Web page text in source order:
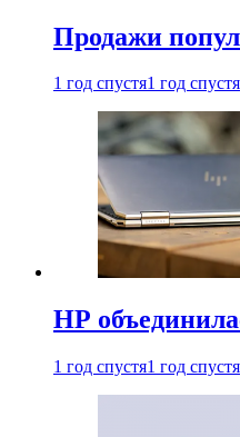
Продажи
1 год спустя1 год спустя
HP
1 год спустя1 год спустя